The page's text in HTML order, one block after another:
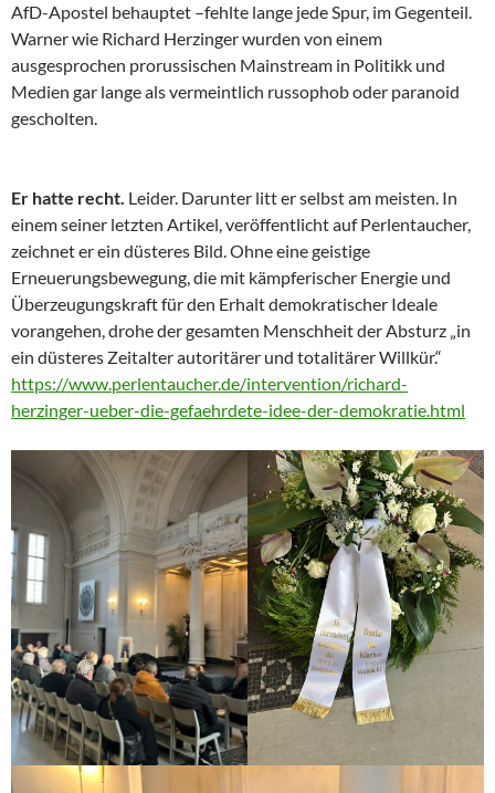
AfD-Apostel behauptet –fehlte lange jede Spur, im Gegenteil.
Warner wie Richard Herzinger wurden von einem
ausgesprochen prorussischen Mainstream in Politikk und
Medien gar lange als vermeintlich russophob oder paranoid
gescholten.
Er hatte recht. Leider. Darunter litt er selbst am meisten. In
einem seiner letzten Artikel, veröffentlicht auf Perlentaucher,
zeichnet er ein düsteres Bild. Ohne eine geistige
Erneuerungsbewegung, die mit kämpferischer Energie und
Überzeugungskraft für den Erhalt demokratischer Ideale
vorangehen, drohe der gesamten Menschheit der Absturz „in
ein düsteres Zeitalter autoritärer und totalitärer Willkür.“
https://www.perlentaucher.de/intervention/richard-
herzinger-ueber-die-gefaehrdete-idee-der-demokratie.html